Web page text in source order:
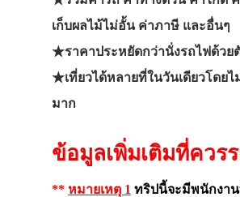
เก็บผลไม้ไม่อั้น ค่าภาษี และอื่นๆ
★ราคาประหยัดกว่านั่งรถไฟด้วยตั
★เที่ยวได้หลายที่ในวันเดียวโดยไ
มาก
ข้อมูลเพิ่มเติมที่ควร
** หมายเหตุ 1 ทริปนี้จะมีพนักงา